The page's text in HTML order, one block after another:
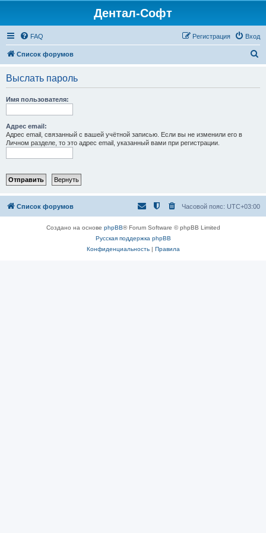
Дентал-Софт
FAQ Вход
Регистрация
Список форумов
Выслать пароль
Имя пользователя:
Адрес email:
Адрес email, связанный с вашей учётной записью. Если вы не изменили его в
Личном разделе, то это адрес email, указанный вами при регистрации.
Список форумов Часовой пояс: UTC+03:00
Создано на основе phpBB® Forum Software © phpBB Limited
Русская поддержка phpBB
Конфиденциальность| Правила